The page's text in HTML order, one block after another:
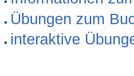
Übungen zum
interaktive